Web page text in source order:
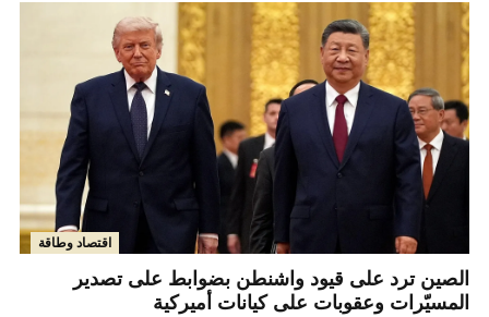
اقتصاد وطاقة
الصين ترد على قيود واشنطن بضوابط على تصدير
المسيّرات وعقوبات على كيانات أميركية